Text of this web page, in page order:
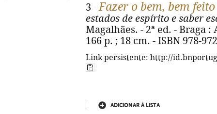
3 -Fazer o bem, bem feito
estados de espírito e saber
Magalhães. - 2ª ed. - Braga
166 p. ; 18 cm. - ISBN 978-
Link persistente: http://
ADICIONAR À LISTA